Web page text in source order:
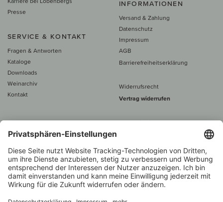
Presse
SERVICE & KONTAKT
Fragen & Antworten
Kataloge
Downloads
Weinarchiv
Kontakt
INFORMATIONEN
Versand & Zahlung
Datenschutz
Impressum
AGB
Barrierefreiheitserklärung
Widerrufsrecht
Vertrag widerrufen
Alle Preise inkl. MwSt., zzgl. 5 €
60 € versand­kosten­